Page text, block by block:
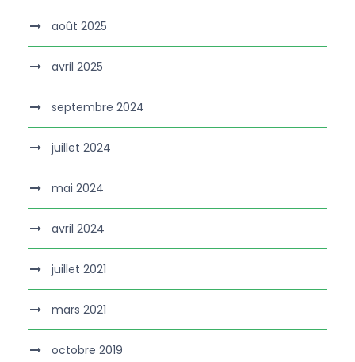
août 2025
avril 2025
septembre 2024
juillet 2024
mai 2024
avril 2024
juillet 2021
mars 2021
octobre 2019